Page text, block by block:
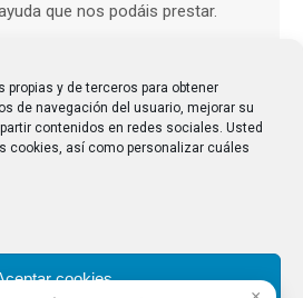
propias y de terceros para obtener
de navegación del usuario, mejorar su
contenidos en redes sociales. Usted
cookies, así como personalizar cuáles
cookies
que nos podáis prestar.